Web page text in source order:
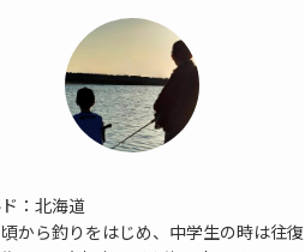
：北海道
から釣りをはじめ、中学生の時は往復